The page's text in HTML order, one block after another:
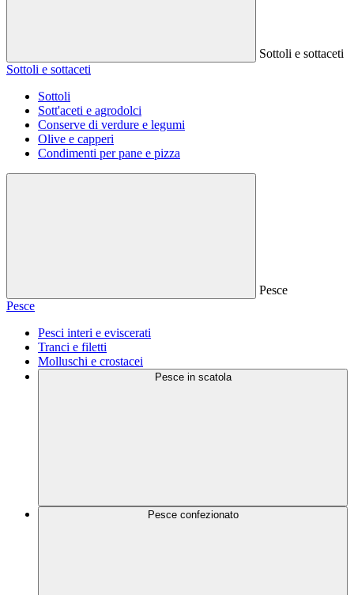
Sottoli e sottaceti
Sottoli e sottaceti
Sottoli
Sott'aceti e agrodolci
Conserve di verdure e legumi
Olive e capperi
Condimenti per pane e pizza
Pesce
Pesce
Pesci interi e eviscerati
Tranci e filetti
Molluschi e crostacei
Pesce in scatola
Pesce confezionato